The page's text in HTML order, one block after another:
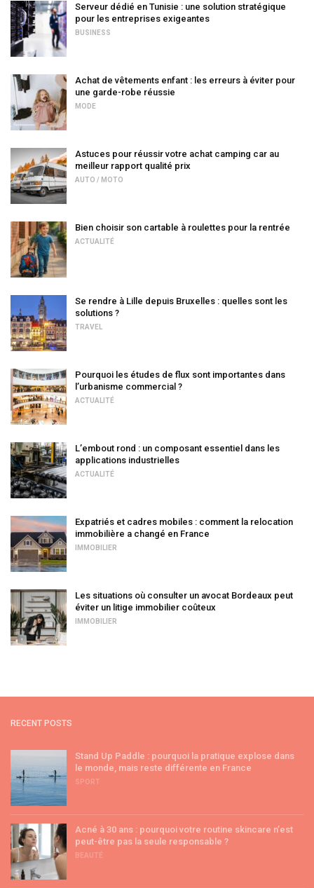
Serveur dédié en Tunisie : une solution stratégique
pour les entreprises exigeantes
BUSINESS
Achat de vêtements enfant : les erreurs à éviter pour
une garde-robe réussie
MODE
Astuces pour réussir votre achat camping car au
meilleur rapport qualité prix
AUTO / MOTO
Bien choisir son cartable à roulettes pour la rentrée
ACTUALITÉ
Se rendre à Lille depuis Bruxelles : quelles sont les
solutions ?
TRAVEL
Pourquoi les études de flux sont importantes dans
l’urbanisme commercial ?
ACTUALITÉ
L’embout rond : un composant essentiel dans les
applications industrielles
ACTUALITÉ
Expatriés et cadres mobiles : comment la relocation
immobilière a changé en France
IMMOBILIER
Les situations où consulter un avocat Bordeaux peut
éviter un litige immobilier coûteux
IMMOBILIER
RECENT POSTS
Stand Up Paddle : pourquoi la pratique explose dans
le monde, mais reste différente en France
SPORT
Acné à 30 ans : pourquoi votre routine skincare n’est
peut-être pas la seule responsable ?
BEAUTÉ